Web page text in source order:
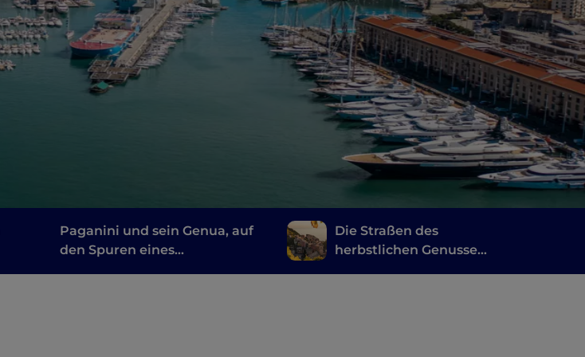
Paganini und sein Genua, auf
den Spuren eines
Die Straßen des
herbstlichen Genusses